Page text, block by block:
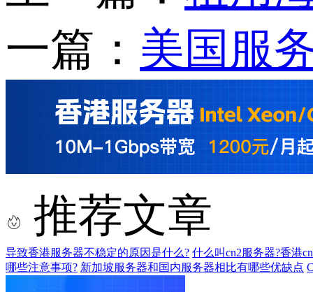
一篇： 美国服
推荐文章
导致香港服务器不稳定的原因是什么? 什么叫cn2服务器?香港
哪些注意事项? 新加坡服务器和国内服务器相比有哪些优缺点